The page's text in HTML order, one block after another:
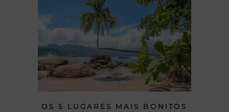
OS 5 LUGARES MAIS BONITOS